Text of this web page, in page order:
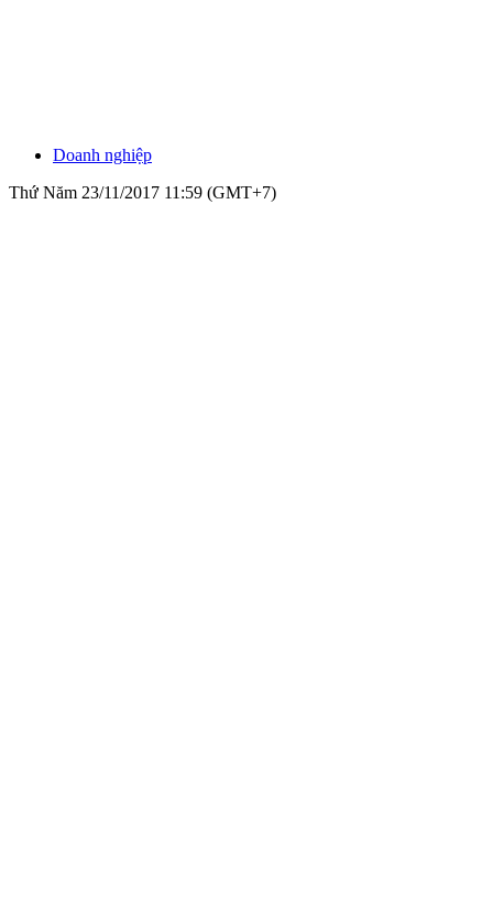
Doanh nghiệp
Thứ Năm 23/11/2017 11:59 (GMT+7)